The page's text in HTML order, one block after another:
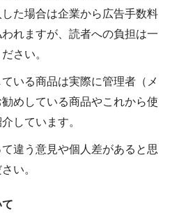
た場合は企業から広告手数料
れますが、読者への負担は一
さい。
いる商品は実際に管理者（メ
めしている商品やこれから使
しています。
違う意見や個人差があると思
い。